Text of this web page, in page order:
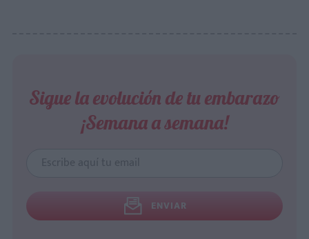
Sigue la evolución de tu embarazo
¡Semana a semana!
ENVIAR